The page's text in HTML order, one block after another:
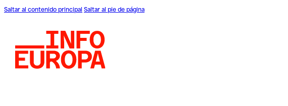
Saltar al contenido principal Saltar al pie de página